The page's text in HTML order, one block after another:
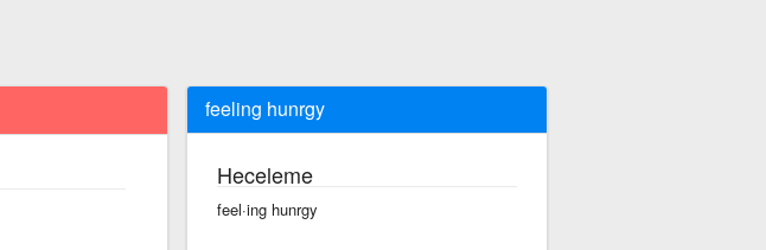
feeling hunrgy
Heceleme
feel·ing hunrgy